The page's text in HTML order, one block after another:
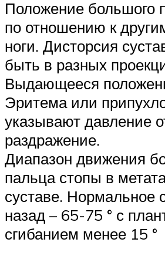
Положение большого
по отношению к
ноги. Дисторсия
быть в разных
Выдающееся
Эритема или
указывают давление
раздражение.
Диапазон движения
пальца стопы в
суставе. Нормальное
назад – 65-75 ° с
сгибанием менее 15 °